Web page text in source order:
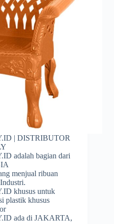
| DISTRIBUTOR
adalah bagian dari
menjual ribuan
khusus untuk
plastik khusus
ada di JAKARTA,